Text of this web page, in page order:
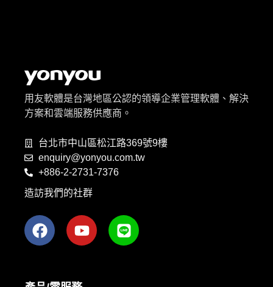
用友軟體是台灣地區公認的領導企業管理軟體、解決
方案和雲端服務供應商。
台北市中山區松江路369號9樓
enquiry@yonyou.com.tw
+886-2-2731-7376
造訪我們的社群